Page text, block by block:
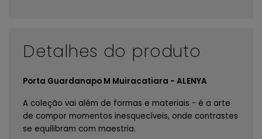
Detalhes do produto
Porta Guardanapo M Muiracatiara - ALENYA
A coleção vai além de formas e materiais - é a arte
de compor momentos inesquecíveis, onde contrastes
se equilibram com maestria.